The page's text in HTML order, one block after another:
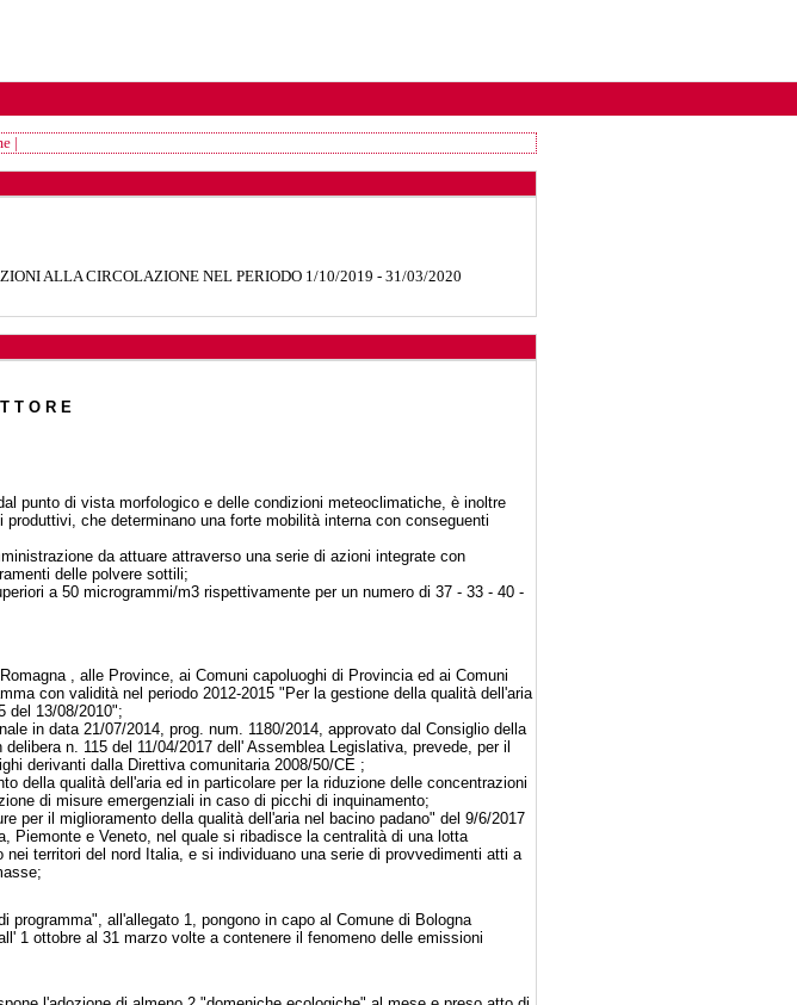
|
ALLA CIRCOLAZIONE NEL PERIODO 1/10/2019 - 31/03/2020
T O R E
punto di vista morfologico e delle condizioni meteoclimatiche, è inoltre
che determinano una forte mobilità interna con conseguenti
da attuare attraverso una serie di azioni integrate con
delle polvere sottili;
a 50 microgrammi/m3 rispettivamente per un numero di 37 - 33 - 40 -
, alle Province, ai Comuni capoluoghi di Provincia ed ai Comuni
con validità nel periodo 2012-2015 "Per la gestione della qualità dell'aria
del 13/08/2010";
in data 21/07/2014, prog. num. 1180/2014, approvato dal Consiglio della
n. 115 del 11/04/2017 dell' Assemblea Legislativa, prevede, per il
derivanti dalla Direttiva comunitaria 2008/50/CE ;
della qualità dell'aria ed in particolare per la riduzione delle concentrazioni
di misure emergenziali in caso di picchi di inquinamento;
per il miglioramento della qualità dell'aria nel bacino padano" del 9/6/2017
Piemonte e Veneto, nel quale si ribadisce la centralità di una lotta
territori del nord Italia, e si individuano una serie di provvedimenti atti a
all'allegato 1, pongono in capo al Comune di Bologna
1 ottobre al 31 marzo volte a contenere il fenomeno delle emissioni